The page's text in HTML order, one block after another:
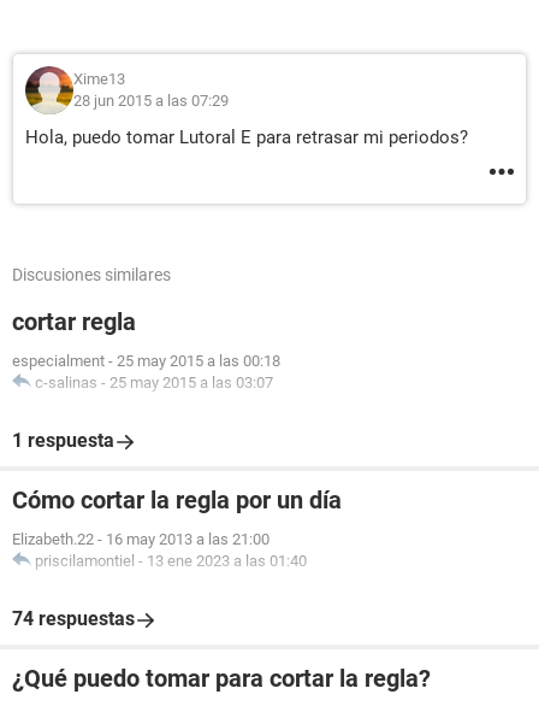
Xime13
28 jun 2015 a las 07:29
Hola, puedo tomar Lutoral E para retrasar mi periodos?
Discusiones similares
cortar regla
especialment - 25 may 2015 a las 00:18
c-salinas - 25 may 2015 a las 03:07
1 respuesta
Cómo cortar la regla por un día
Elizabeth.22 - 16 may 2013 a las 21:00
priscilamontiel - 13 ene 2023 a las 01:40
74 respuestas
¿Qué puedo tomar para cortar la regla?